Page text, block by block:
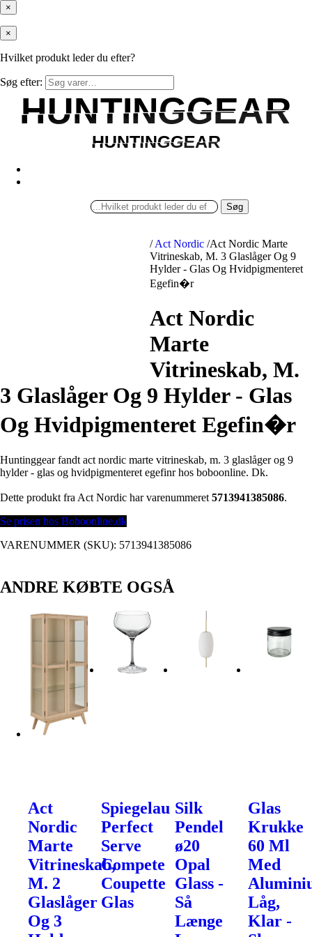
×
×
Hvilket produkt leder du efter?
Søg efter:
HUNTINGGEAR
HUNTINGGEAR
HUNTINGGEAR
HUNTINGGEAR
Søg
/ Act Nordic /Act Nordic Marte
Vitrineskab, M. 3 Glaslåger Og 9
Hylder - Glas Og Hvidpigmenteret
Egefin�r
Act Nordic
Marte
Vitrineskab, M.
3 Glaslåger Og 9 Hylder - Glas
Og Hvidpigmenteret Egefin�r
Huntinggear fandt act nordic marte vitrineskab, m. 3 glaslåger og 9
hylder - glas og hvidpigmenteret egefinr hos boboonline. Dk.
Dette produkt fra Act Nordic har varenummeret 5713941385086.
Se prisen hos Boboonline.dk
VARENUMMER (SKU): 5713941385086
ANDRE KØBTE OGSÅ
Act
Nordic
Marte
Vitrineskab,
M. 2
Glaslåger
Og 3
Spiegelau
Perfect
Serve
Compete
Coupette
Glas
Silk
Pendel
ø20
Opal
Glass -
Så
Længe
Glas
Krukke
60 Ml
Med
Låg,
Klar -